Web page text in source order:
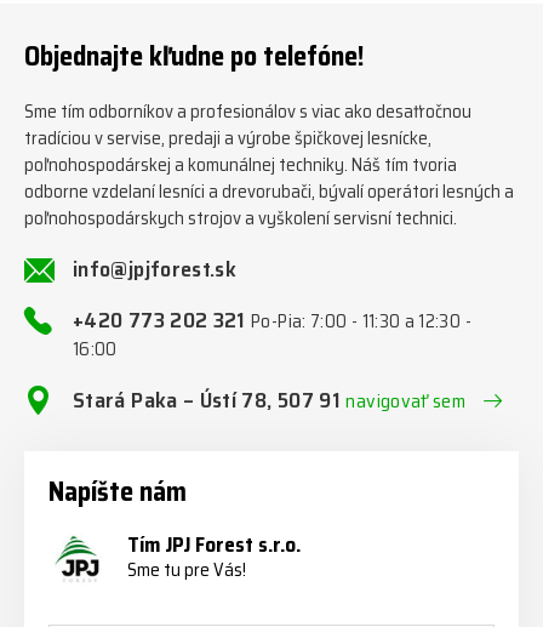
#firewoodproduction
#firewood #deitmer
Objednajte kľudne po telefóne!
Sme tím odborníkov a profesionálov s viac ako desaťročnou
tradíciou v servise, predaji a výrobe špičkovej lesnícke,
poľnohospodárskej a komunálnej techniky. Náš tím tvoria
odborne vzdelaní lesníci a drevorubači, bývalí operátori lesných a
poľnohospodárskych strojov a vyškolení servisní technici.
info@jpjforest.sk
+420 773 202 321Po-Pia: 7:00 - 11:30 a 12:30 -
16:00
Stará Paka – Ústí 78, 507 91navigovať sem
Napíšte nám
Tím JPJ Forest s.r.o.
Sme tu pre Vás!